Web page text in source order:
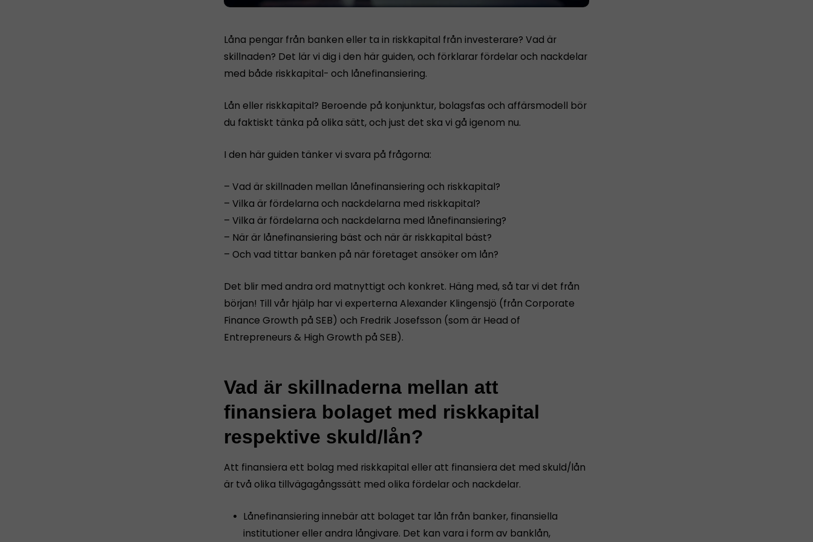
Låna pengar från banken eller ta in riskkapital från investerare? Vad är
skillnaden? Det lär vi dig i den här guiden, och förklarar fördelar och nackdelar
med både riskkapital- och lånefinansiering.
Lån eller riskkapital? Beroende på konjunktur, bolagsfas och affärsmodell bör
du faktiskt tänka på olika sätt, och just det ska vi gå igenom nu.
I den här guiden tänker vi svara på frågorna:
– Vad är skillnaden mellan lånefinansiering och riskkapital?
– Vilka är fördelarna och nackdelarna med riskkapital?
– Vilka är fördelarna och nackdelarna med lånefinansiering?
– När är lånefinansiering bäst och när är riskkapital bäst?
– Och vad tittar banken på när företaget ansöker om lån?
Det blir med andra ord matnyttigt och konkret. Häng med, så tar vi det från
början! Till vår hjälp har vi experterna Alexander Klingensjö (från Corporate
Finance Growth på SEB) och Fredrik Josefsson (som är Head of
Entrepreneurs & High Growth på SEB).
Vad är skillnaderna mellan att
finansiera bolaget med riskkapital
respektive skuld/lån?
Att finansiera ett bolag med riskkapital eller att finansiera det med skuld/lån
är två olika tillvägagångssätt med olika fördelar och nackdelar.
Lånefinansiering innebär att bolaget tar lån från banker, finansiella
institutioner eller andra långivare. Det kan vara i form av banklån,